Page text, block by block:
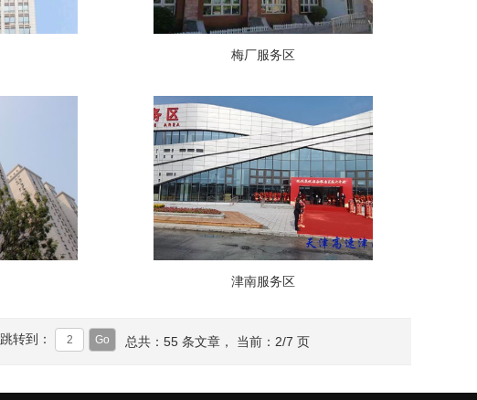
梅厂服务区
津南服务区
跳转到： 总共：55 条文章， 当前：2/7 页